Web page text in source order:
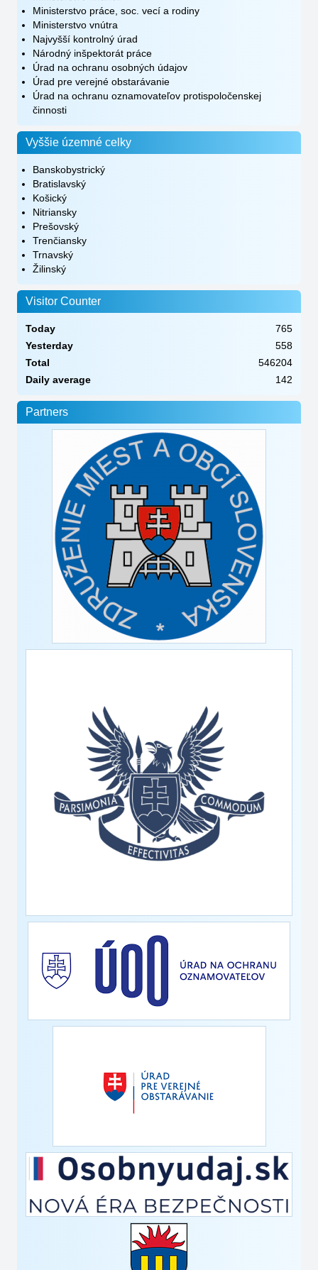
Ministerstvo práce, soc. vecí a rodiny
Ministerstvo vnútra
Najvyšší kontrolný úrad
Národný inšpektorát práce
Úrad na ochranu osobných údajov
Úrad pre verejné obstarávanie
Úrad na ochranu oznamovateľov protispoločenskej
činnosti
Vyššie územné celky
Banskobystrický
Bratislavský
Košický
Nitriansky
Prešovský
Trenčiansky
Trnavský
Žilinský
Visitor Counter
Today
765
Yesterday
558
Total
546204
Daily average
142
Partners